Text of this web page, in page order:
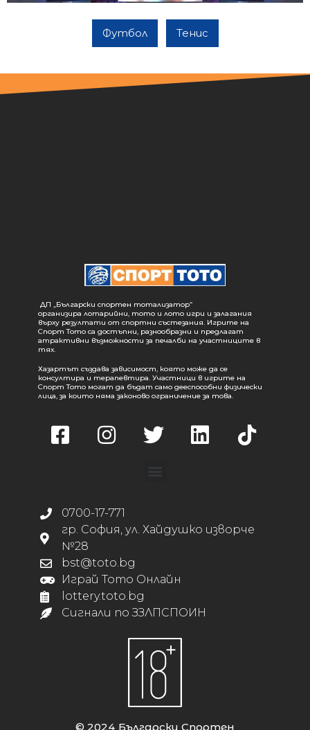
Футбол Тенис
ДП „Български спортен тотализатор“
организира лотарийни, тото и лото игри и залагания
върху резултати от спортни състезания. Игрите на
Спорт Тото са достъпни, разнообразни и предлагат
атрактивни възможности за печалби на участниците в
тях.
Хазартът създава зависимост, която може да се
консултира и терапевтира. Участници в игрите на
Спорт Тото могат да бъдат само дееспособни физически
лица, за които няма законово ограничение за това.
0700-17-771
гр. София, ул. Хайдушко изворче
№28
bst@toto.bg
Играй Тото Онлайн
lottery.toto.bg
Сигнали по ЗЗЛПСПОИН
© 2024 Български Спортен